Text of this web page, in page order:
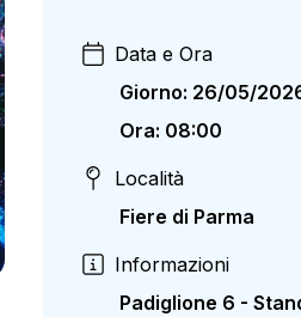
Data e Ora
Giorno: 26/05/
Ora: 08:00
Località
Fiere di Parma
Informazioni
Padiglione 6 -